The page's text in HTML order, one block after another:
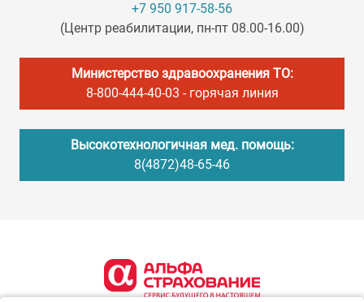
+7 950 917-58-56
(Центр реабилитации, пн-пт 08.00-16.00)
Министерство здравоохранения ТО:
8-800-444-40-03 - горячая линия
Высокотехнологичная мед. помощь:
8(4872)48-65-46